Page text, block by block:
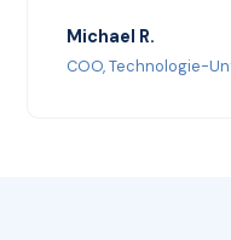
Michael R.
COO, Technologie-